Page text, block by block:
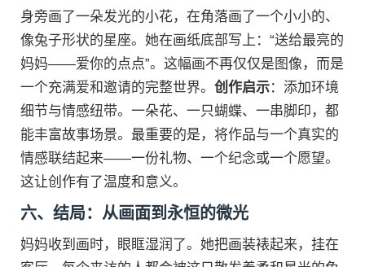
身旁画了一朵发光的小花，在角落画了一个小小的、
像兔子形状的星座。她在画纸底部写上：“送给最亮的
妈妈——爱你的点点”。这幅画不再仅仅是图像，而是
一个充满爱和邀请的完整世界。 创作启示：添加环境
细节与情感纽带。一朵花、一只蝴蝶、一串脚印，都
能丰富故事场景。最重要的是，将作品与一个真实的
情感联结起来——一份礼物、一个纪念或一个愿望。
这让创作有了温度和意义。
六、结局：从画面到永恒的微光
妈妈收到画时，眼眶湿润了。她把画装裱起来，挂在